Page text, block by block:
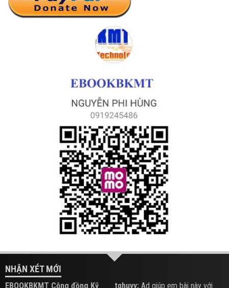
NHẬN XÉT MỚI
EBOOKBKMT Cộng đồng Kỹ tqhuyy: Ad giúp em bài này với